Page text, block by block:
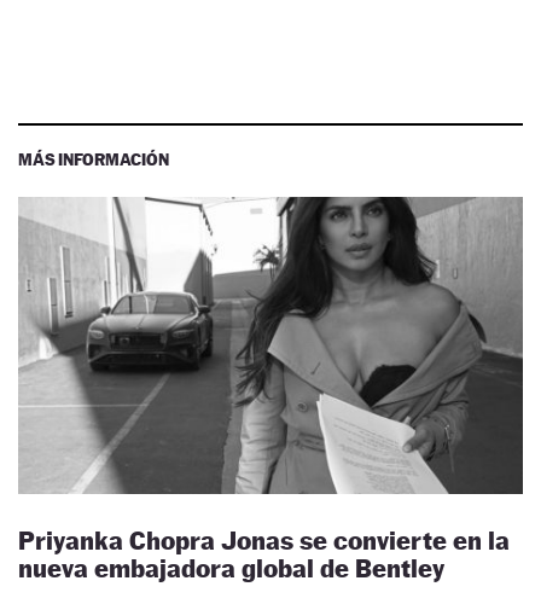
MÁS INFORMACIÓN
Priyanka Chopra Jonas se convierte en la
nueva embajadora global de Bentley